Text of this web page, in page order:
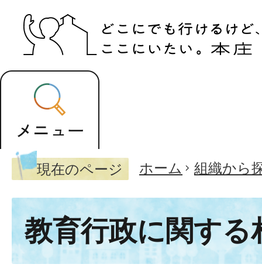
現在のページ ホーム 組織から
教育行政に関する